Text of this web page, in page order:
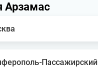
Арзамас
Пассажирский